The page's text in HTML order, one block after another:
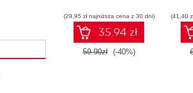
wykorzystaniem
Dockera
(29,95 zł najniższa cena z 30 dni)
35.94 zł
59.90zł (-40%)
(41,40